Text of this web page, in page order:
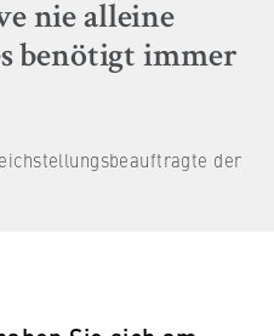
nie alleine
benötigt immer
der